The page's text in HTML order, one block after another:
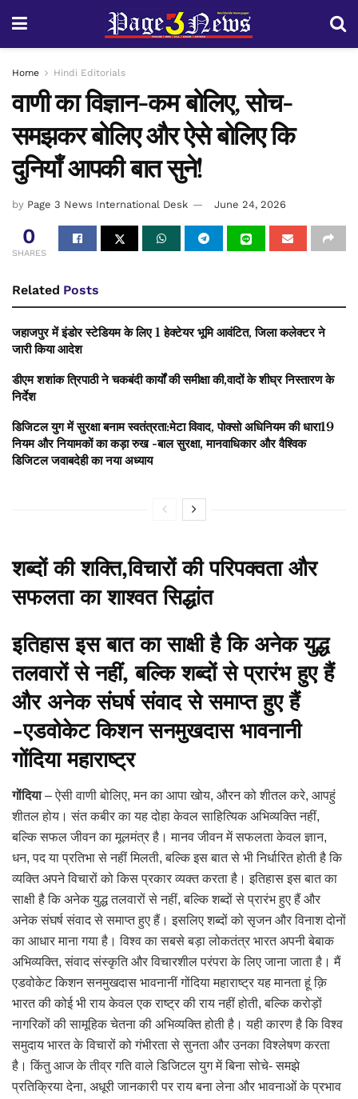
Home Hindi Editorials
वाणी का विज्ञान-कम बोलिए, सोच-
समझकर बोलिए और ऐसे बोलिए कि
दुनियाँ आपकी बात सुने!
by Page 3 News International Desk June 24, 2026
0
SHARES
Related Posts
जहाजपुर में इंडोर स्टेडियम के लिए 1 हेक्टेयर भूमि आवंटित, जिला कलेक्टर ने
जारी किया आदेश
डीएम शशांक त्रिपाठी ने चकबंदी कार्यों की समीक्षा की,वादों के शीघ्र निस्तारण के
निर्देश
डिजिटल युग में सुरक्षा बनाम स्वतंत्रता:मेटा विवाद, पोक्सो अधिनियम की धारा19
नियम और नियामकों का कड़ा रुख -बाल सुरक्षा, मानवाधिकार और वैश्विक
डिजिटल जवाबदेही का नया अध्याय
शब्दों की शक्ति,विचारों की परिपक्वता और
सफलता का शाश्वत सिद्धांत
इतिहास इस बात का साक्षी है कि अनेक युद्ध
तलवारों से नहीं, बल्कि शब्दों से प्रारंभ हुए हैं
और अनेक संघर्ष संवाद से समाप्त हुए हैं
-एडवोकेट किशन सनमुखदास भावनानी
गोंदिया महाराष्ट्र
गोंदिया– ऐसी वाणी बोलिए, मन का आपा खोय, औरन को शीतल करे, आपहुं
शीतल होय। संत कबीर का यह दोहा केवल साहित्यिक अभिव्यक्ति नहीं,
बल्कि सफल जीवन का मूलमंत्र है। मानव जीवन में सफलता केवल ज्ञान,
धन, पद या प्रतिभा से नहीं मिलती, बल्कि इस बात से भी निर्धारित होती है कि
व्यक्ति अपने विचारों को किस प्रकार व्यक्त करता है। इतिहास इस बात का
साक्षी है कि अनेक युद्ध तलवारों से नहीं, बल्कि शब्दों से प्रारंभ हुए हैं और
अनेक संघर्ष संवाद से समाप्त हुए हैं। इसलिए शब्दों को सृजन और विनाश दोनों
का आधार माना गया है। विश्व का सबसे बड़ा लोकतंत्र भारत अपनी बेबाक
अभिव्यक्ति, संवाद संस्कृति और विचारशील परंपरा के लिए जाना जाता है। मैं
एडवोकेट किशन सनमुखदास भावनानीं गोंदिया महाराष्ट्र यह मानता हूं क़ि
भारत की कोई भी राय केवल एक राष्ट्र की राय नहीं होती, बल्कि करोड़ों
नागरिकों की सामूहिक चेतना की अभिव्यक्ति होती है। यही कारण है कि विश्व
समुदाय भारत के विचारों को गंभीरता से सुनता और उनका विश्लेषण करता
है। किंतु आज के तीव्र गति वाले डिजिटल युग में बिना सोचे- समझे
प्रतिक्रिया देना, अधूरी जानकारी पर राय बना लेना और भावनाओं के प्रभाव